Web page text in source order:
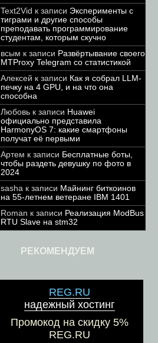
Text2Vid к записи Эксперименты с
тиграми и другие способы
преподавать программирование
студентам, которым скучно
всым к записи Развёртывание своего
MTProxy Telegram со статистикой
Алексей к записи Как я собрал LLM-
печку на 4 GPU, и на что она
способна
Любовь к записи Huawei
официально представила
HarmonyOS 7: какие смартфоны
получат её первыми
Артем к записи Бесплатные боты,
чтобы раздеть девушку по фото в
2024
sasha к записи Майнинг биткоинов
на 55-летнем ветеране IBM 1401
Roman к записи Реализация ModBus
RTU Slave на stm32
РЕКОМЕНДУЕМ
REG.RU
надежный хостинг
Промокод на скидку 5%
REG.RU